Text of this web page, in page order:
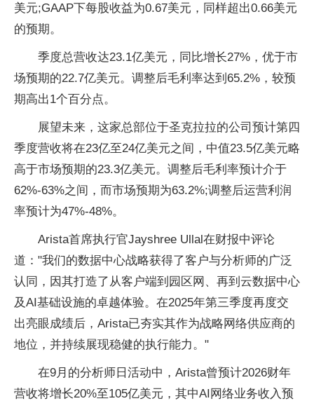
美元;GAAP下每股收益为0.67美元，同样超出0.66美元
的预期。
季度总营收达23.1亿美元，同比增长27%，优于市
场预期的22.7亿美元。调整后毛利率达到65.2%，较预
期高出1个百分点。
展望未来，这家总部位于圣克拉拉的公司预计第四
季度营收将在23亿至24亿美元之间，中值23.5亿美元略
高于市场预期的23.3亿美元。调整后毛利率预计介于
62%-63%之间，而市场预期为63.2%;调整后运营利润
率预计为47%-48%。
Arista首席执行官Jayshree Ullal在财报中评论
道："我们的数据中心战略获得了客户与分析师的广泛
认同，因其打造了从客户端到园区网、再到云数据中心
及AI基础设施的卓越体验。在2025年第三季度再度交
出亮眼成绩后，Arista已夯实其作为战略网络供应商的
地位，并持续展现稳健的执行能力。"
在9月的分析师日活动中，Arista曾预计2026财年
营收将增长20%至105亿美元，其中AI网络业务收入预